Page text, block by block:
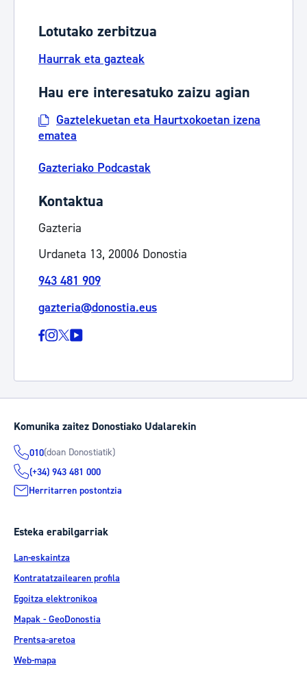
Lotutako zerbitzua
Haurrak eta gazteak
Hau ere interesatuko zaizu agian
Gaztelekuetan eta Haurtxokoetan izena
ematea
Gazteriako Podcastak
Kontaktua
Gazteria
Urdaneta 13, 20006 Donostia
943 481 909
gazteria@donostia.eus
Komunika zaitez Donostiako Udalarekin
010(doan Donostiatik)
(+34) 943 481 000
Herritarren postontzia
Esteka erabilgarriak
Lan-eskaintza
Kontratatzailearen profila
Egoitza elektronikoa
Mapak - GeoDonostia
Prentsa-aretoa
Web-mapa